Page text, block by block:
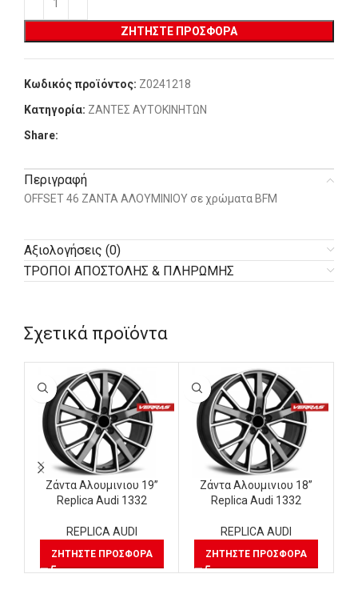
ΖΗΤΉΣΤΕ ΠΡΟΣΦΟΡΆ
Κωδικός προϊόντος: Z0241218
Κατηγορία: ΖΑΝΤΕΣ ΑΥΤΟΚΙΝΗΤΩΝ
Share:
Περιγραφή
OFFSET 46 ΖΑΝΤΑ ΑΛΟΥΜΙΝΙΟΥ σε χρώματα BFM
Αξιολογήσεις (0)
ΤΡΟΠΟΙ ΑΠΟΣΤΟΛΗΣ & ΠΛΗΡΩΜΗΣ
Σχετικά προϊόντα
Ζάντα Αλουμινιου 19”
Replica Audi 1332
REPLICA AUDI
ΖΗΤΉΣΤΕ ΠΡΟΣΦΟΡΆ
Ζάντα Αλουμινιου 18”
Replica Audi 1332
REPLICA AUDI
ΖΗΤΉΣΤΕ ΠΡΟΣΦΟΡΆ